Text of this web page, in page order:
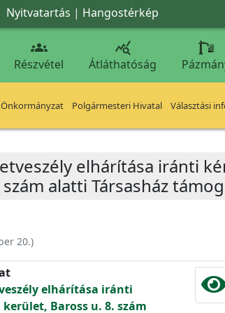
Nyitvatartás | Hangostérkép

Részvétel

Átláthatóság
Önkormányzat Polgármesteri Hivatal Választási
elhárítása iránti
alatti Társasház
20.)
elhárítása iránti
Baross u. 8. szám